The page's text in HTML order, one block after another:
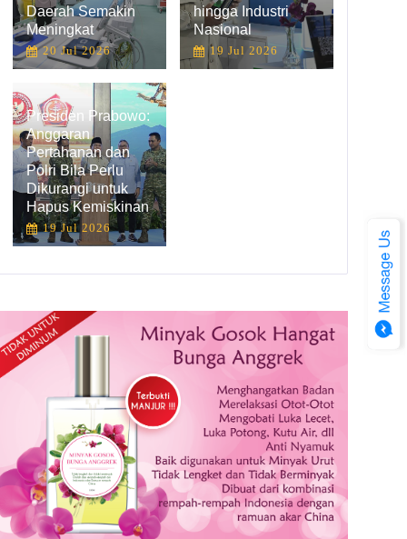
Daerah Semakin
Meningkat
20 Jul 2026
hingga Industri
Nasional
19 Jul 2026
Presiden Prabowo:
Anggaran
Pertahanan dan
Polri Bila Perlu
Dikurangi untuk
Hapus Kemiskinan
19 Jul 2026